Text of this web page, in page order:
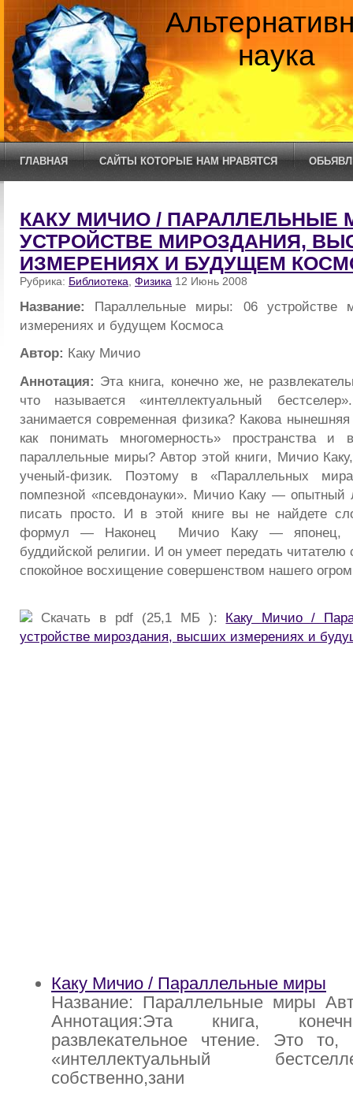
наука
ГЛАВНАЯ САЙТЫ КОТОРЫЕ НАМ НРАВЯТСЯ
КАКУ МИЧИО / ПАРАЛЛЕЛЬНЫЕ
УСТРОЙСТВЕ МИРОЗДАНИЯ,
ИЗМЕРЕНИЯХ И БУДУЩЕМ
Рубрика: Библиотека Физика 12 Июнь 2008
Название: Параллельные миры: 06 устройстве
измерениях и будущем Космоса
Автор: Каку Мичио
Аннотация: Эта книга, конечно же, не
что называется «интеллектуальный
занимается современная физика? Какова
как понимать многомерность» пространства и
параллельные миры? Автор этой книги, Мичио
ученый-физик. Поэтому в «Параллельных
помпезной «псевдонауки». Мичио Каку — опытный
писать просто. И в этой книге вы не найдете
формул — Наконец Мичио Каку — японец,
буддийской религии. И он умеет передать читателю
спокойное восхищение совершенством нашего
Скачать в pdf (25,1 МБ ): Каку Мичио /
устройстве мироздания, высших измерениях и
Каку Мичио / Параллельные миры
Название: Параллельные миры
Аннотация:Эта книга,
развлекательное чтение. Это то,
«интеллектуальный
собственно,зани